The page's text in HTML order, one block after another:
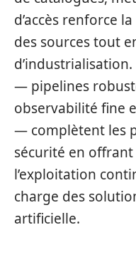
d’accès renforce
des sources tout
— pipelines
observabilité fine
— complètent les
sécurité en
l’exploitation
charge des
artificielle.